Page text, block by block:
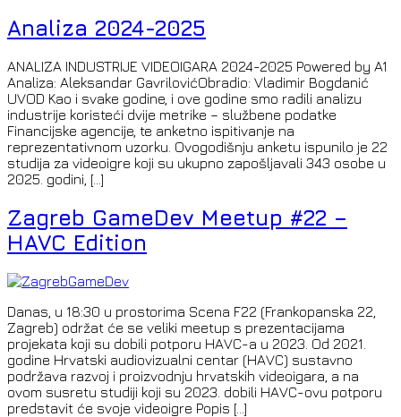
Analiza 2024-2025
ANALIZA INDUSTRIJE VIDEOIGARA 2024-2025 Powered by A1
Analiza: Aleksandar GavrilovićObradio: Vladimir Bogdanić
UVOD Kao i svake godine, i ove godine smo radili analizu
industrije koristeći dvije metrike – službene podatke
Financijske agencije, te anketno ispitivanje na
reprezentativnom uzorku. Ovogodišnju anketu ispunilo je 22
studija za videoigre koji su ukupno zapošljavali 343 osobe u
2025. godini, […]
Zagreb GameDev Meetup #22 –
HAVC Edition
Danas, u 18:30 u prostorima Scena F22 (Frankopanska 22,
Zagreb) održat će se veliki meetup s prezentacijama
projekata koji su dobili potporu HAVC-a u 2023. Od 2021.
godine Hrvatski audiovizualni centar (HAVC) sustavno
podržava razvoj i proizvodnju hrvatskih videoigara, a na
ovom susretu studiji koji su 2023. dobili HAVC-ovu potporu
predstavit će svoje videoigre Popis […]